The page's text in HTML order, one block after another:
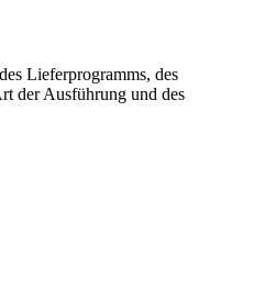
Lieferprogramms, des
der Ausführung und des